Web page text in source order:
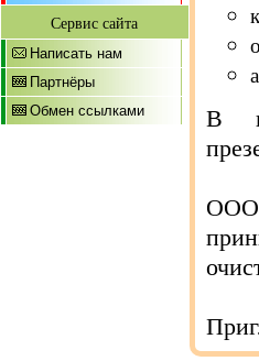
Сервис сайта
Написать нам
Партнёры
Обмен ссылками
В
ООО